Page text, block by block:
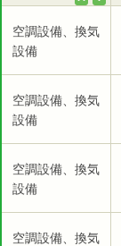
空調設備、換気
設備
空調設備、換気
設備
空調設備、換気
設備
空調設備、換気